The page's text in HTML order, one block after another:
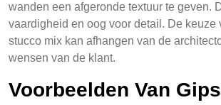
wanden een afgeronde textuur te geven.
vaardigheid en oog voor detail. De keuze
stucco mix kan afhangen van de
wensen van de klant.
Voorbeelden Van